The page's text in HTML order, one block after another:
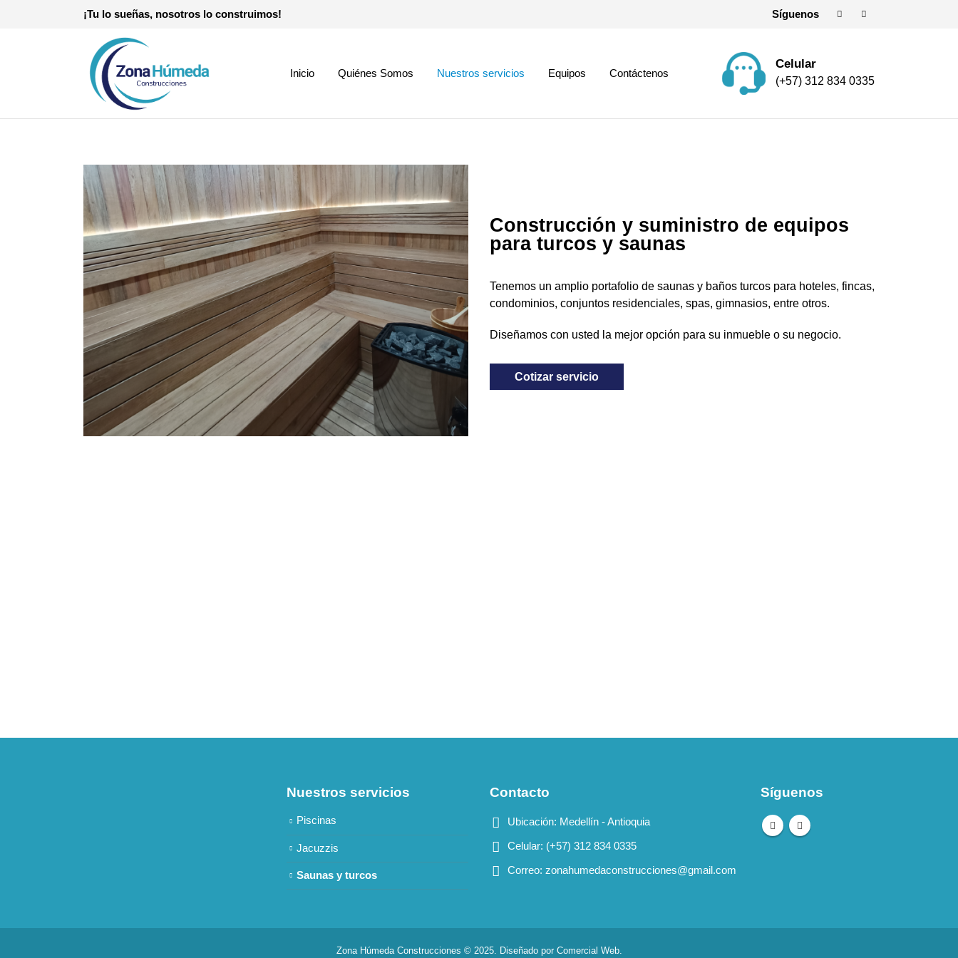
¡Tu lo sueñas, nosotros lo construimos! Síguenos
Inicio Quiénes Somos Nuestros servicios Equipos Contáctenos
Celular
(+57) 312 834 0335
Construcción y suministro de equipos
para turcos y saunas
Tenemos un amplio portafolio de saunas y baños turcos para hoteles, fincas,
condominios, conjuntos residenciales, spas, gimnasios, entre otros.
Diseñamos con usted la mejor opción para su inmueble o su negocio.
Cotizar servicio
Nuestros servicios
Piscinas
Jacuzzis
Saunas y turcos
Contacto
Ubicación: Medellín - Antioquia
Celular: (+57) 312 834 0335
Correo: zonahumedaconstrucciones@gmail.com
Síguenos
Zona Húmeda Construcciones © 2025. Diseñado por Comercial Web.